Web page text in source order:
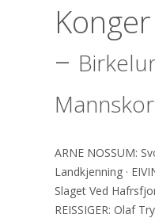
–
Mannskor
ARNE NOSSUM:
Landkjenning ·
Slaget Ved
REISSIGER: Olaf